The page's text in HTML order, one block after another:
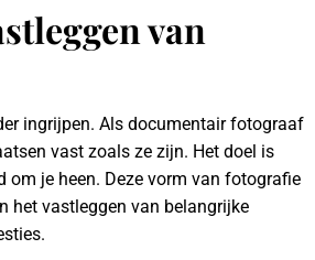
van
ingrijpen. Als documentair fotograaf
vast zoals ze zijn. Het doel is
om je heen. Deze vorm van fotografie
het vastleggen van belangrijke